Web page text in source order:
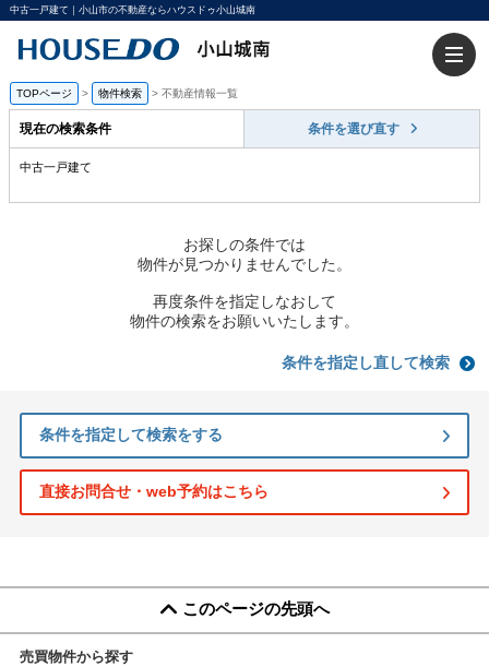
中古一戸建て｜小山市の不動産ならハウスドゥ小山城南
TOPページ > 物件検索 > 不動産情報一覧
現在の検索条件 条件を選び直す
中古一戸建て
お探しの条件では
物件が見つかりませんでした。
再度条件を指定しなおして
物件の検索をお願いいたします。
条件を指定し直して検索
条件を指定して検索をする
直接お問合せ・web予約はこちら
このページの先頭へ
売買物件から探す